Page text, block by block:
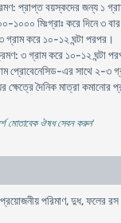
প্রাপ্ত বয়স্কদের জন্য ১ গ্রাম
১০০০ মিঃগ্রাঃ করে দিনে ৩
৩ গ্রাম করে ১০-১২ ঘন্টা পরপর।
৩ গ্রাম করে ১০-১২ ঘন্টা
প্রোবেনেসিড-এর সাথে ২-৩
ক্ষেত্রে দৈনিক মাত্রা কমানোর
মোতাবেক ঔষধ সেবন করুন'
পরিমাণ, দুধ, ফলের রস